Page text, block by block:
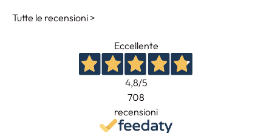
Tutte le recensioni >
Eccellente
4,8/5
708
recensioni